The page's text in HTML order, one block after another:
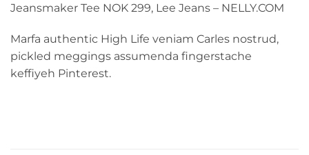
Jeansmaker Tee NOK 299, Lee Jeans – NELLY.COM
Marfa authentic High Life veniam Carles nostrud,
pickled meggings assumenda fingerstache
keffiyeh Pinterest.